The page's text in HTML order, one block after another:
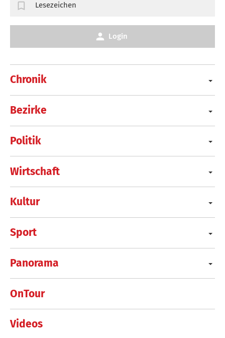
Chronik
Bezirke
Politik
Wirtschaft
Kultur
Sport
Panorama
OnTour
Videos
Lesezeichen
Login